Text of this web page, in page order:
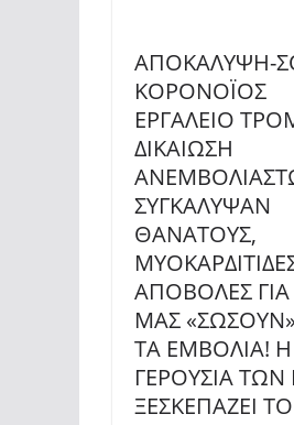
ΑΠΟΚΑΛΥΨΗ-
ΚΟΡΟΝΟΪΟΣ
ΕΡΓΑΛΕΙΟ
ΔΙΚΑΙΩΣΗ
ΣΥΓΚΑΛΥΨΑΝ
ΘΑΝΑΤΟΥΣ,
ΑΠΟΒΟΛΕΣ
ΜΑΣ
ΤΑ ΕΜΒΟΛΙΑ! Η
ΓΕΡΟΥΣΙΑ
ΞΕΣΚΕΠΑΖΕΙ ΤΟ